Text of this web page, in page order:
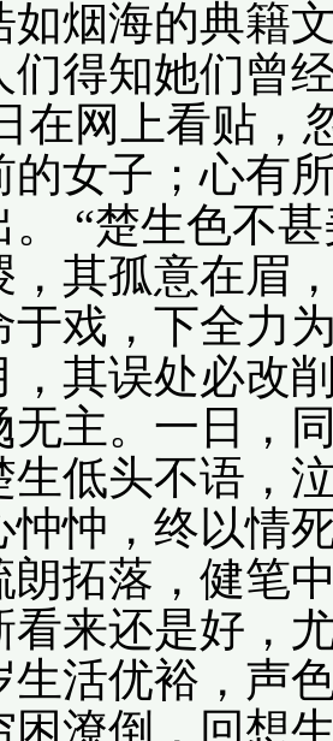
如烟海的典籍
们得知她们曾
在网上看贴，
的女子；心有
。 “楚生色不
，其孤意在眉
于戏，下全力
，其误处必改
无主。一日，
生低头不语，
忡忡，终以情
朗拓落，健笔
看来还是好，
生活优裕，声
困潦倒，回想